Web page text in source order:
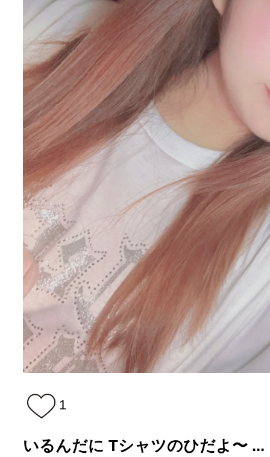
1
いるんだに Tシャツのひだよ〜 ...